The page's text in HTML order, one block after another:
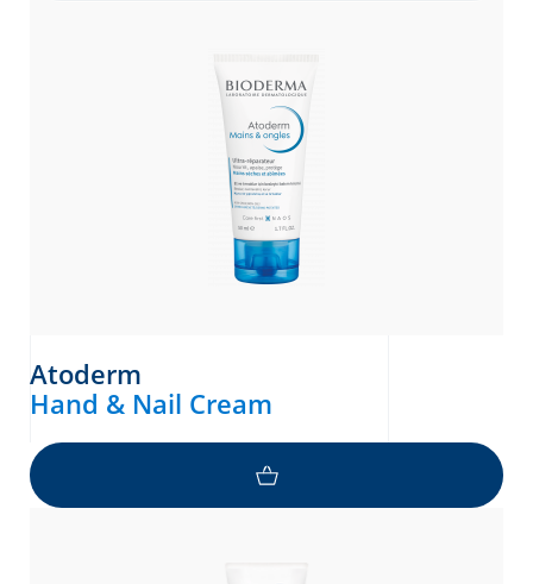
Atoderm
Hand & Nail Cream